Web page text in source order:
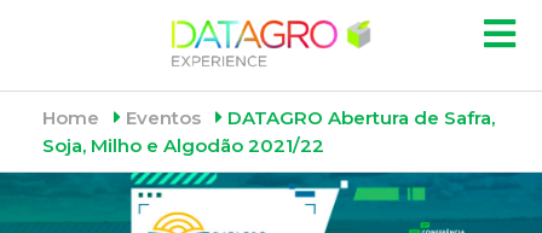
Home Eventos
DATAGRO Abertura de Safra,
Soja, Milho e Algodão 2021/22